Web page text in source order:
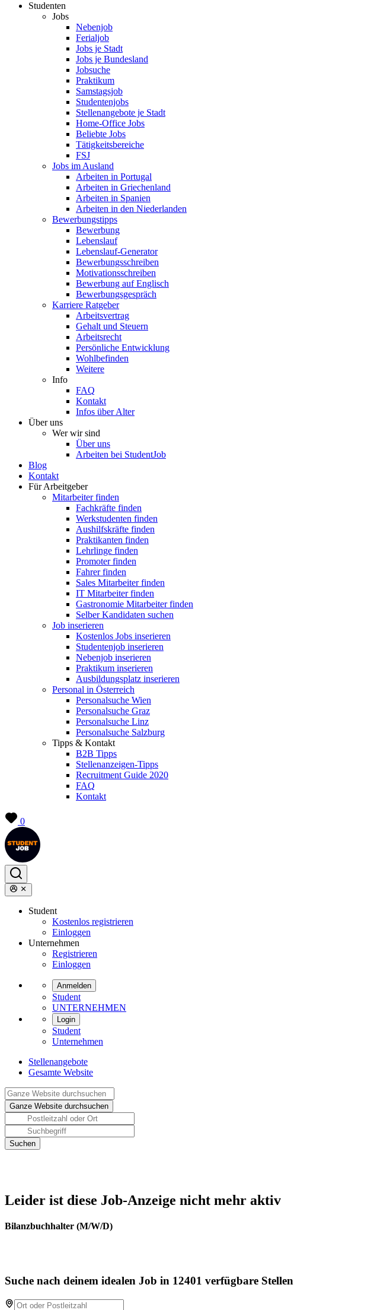
Studenten
Jobs
Nebenjob
Ferialjob
Jobs je Stadt
Jobs je Bundesland
Jobsuche
Praktikum
Samstagsjob
Studentenjobs
Stellenangebote je Stadt
Home-Office Jobs
Beliebte Jobs
Tätigkeitsbereiche
FSJ
Jobs im Ausland
Arbeiten in Portugal
Arbeiten in Griechenland
Arbeiten in Spanien
Arbeiten in den Niederlanden
Bewerbungstipps
Bewerbung
Lebenslauf
Lebenslauf-Generator
Bewerbungsschreiben
Motivationsschreiben
Bewerbung auf Englisch
Bewerbungsgespräch
Karriere Ratgeber
Arbeitsvertrag
Gehalt und Steuern
Arbeitsrecht
Persönliche Entwicklung
Wohlbefinden
Weitere
Info
FAQ
Kontakt
Infos über Alter
Über uns
Wer wir sind
Über uns
Arbeiten bei StudentJob
Blog
Kontakt
Für Arbeitgeber
Mitarbeiter finden
Fachkräfte finden
Werkstudenten finden
Aushilfskräfte finden
Praktikanten finden
Lehrlinge finden
Promoter finden
Fahrer finden
Sales Mitarbeiter finden
IT Mitarbeiter finden
Gastronomie Mitarbeiter finden
Selber Kandidaten suchen
Job inserieren
Kostenlos Jobs inserieren
Studentenjob inserieren
Nebenjob inserieren
Praktikum inserieren
Ausbildungsplatz inserieren
Personal in Österreich
Personalsuche Wien
Personalsuche Graz
Personalsuche Linz
Personalsuche Salzburg
Tipps & Kontakt
B2B Tipps
Stellenanzeigen-Tipps
Recruitment Guide 2020
FAQ
Kontakt
0
Student
Kostenlos registrieren
Einloggen
Unternehmen
Registrieren
Einloggen
Anmelden
Student
UNTERNEHMEN
Login
Student
Unternehmen
Stellenangebote
Gesamte Website
Leider ist diese Job-Anzeige nicht mehr aktiv
Bilanzbuchhalter (M/W/D)
Suche nach deinem idealen Job in 12401 verfügbare Stellen